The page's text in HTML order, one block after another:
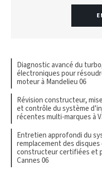
Diagnostic avancé du
électroniques pour
moteur à Mandelieu 06
Révision constructeur,
et contrôle du système
récentes multi-marques à
Entretien approfondi du
remplacement des
constructeur certifiées et
Cannes 06